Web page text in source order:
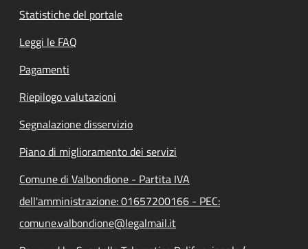
Statistiche del portale
Leggi le FAQ
Pagamenti
Riepilogo valutazioni
Segnalazione disservizio
Piano di miglioramento dei servizi
Comune di Valbondione - Partita IVA
dell'amministrazione: 01657200166 - PEC:
comune.valbondione@legalmail.it